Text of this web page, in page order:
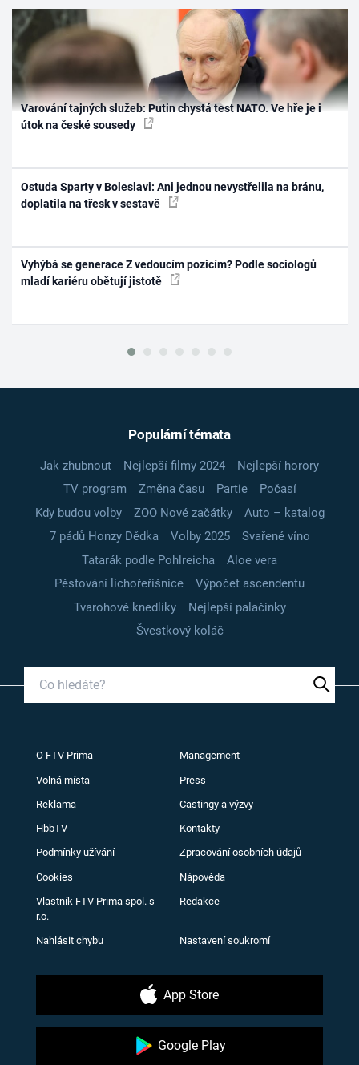
Varování tajných služeb: Putin chystá test NATO. Ve hře je i
útok na české sousedy
Ostuda Sparty v Boleslavi: Ani jednou nevystřelila na bránu,
doplatila na třesk v sestavě
Vyhýbá se generace Z vedoucím pozicím? Podle sociologů
mladí kariéru obětují jistotě
Populární témata
Jak zhubnout Nejlepší filmy 2024
Nejlepší horory
TV program
Změna času Partie
Počasí
Kdy budou volby
ZOO Nové začátky
Auto – katalog
7 pádů Honzy Dědka
Volby 2025
Svařené víno
Tatarák podle Pohlreicha
Aloe vera
Pěstování lichořeřišnice
Výpočet ascendentu
Tvarohové knedlíky
Nejlepší palačinky
Švestkový koláč
O FTV Prima Management
Volná místa Press
Reklama Castingy a výzvy
HbbTV Kontakty
Podmínky užívání Zpracování osobních údajů
Cookies Nápověda
Vlastník FTV Prima spol. s
r.o.
Redakce
Nahlásit chybu Nastavení soukromí
App Store
Google Play